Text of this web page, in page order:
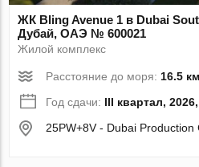
ЖК Bling Avenue 1 в Dubai
Дубай, ОАЭ № 600021
Жилой комплекс
Расстояние до моря: 16.5 км
Год сдачи: III квартал,
25PW+8V - Dubai